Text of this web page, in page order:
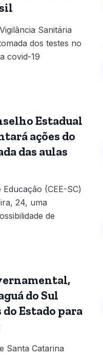
Sanitária
dos testes no
covid-19
Estadual
ações do
das aulas
(CEE-SC)
24, uma
de
do Sul
Estado para
Santa Catarina